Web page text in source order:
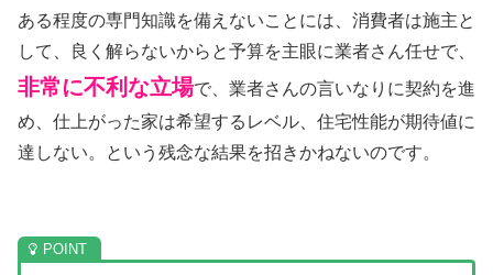
ある程度の専門知識を備えないことには、消費者は施主と
して、良く解らないからと予算を主眼に業者さん任せで、
非常に不利な立場で、業者さんの言いなりに契約を進
め、仕上がった家は希望するレベル、住宅性能が期待値に
達しない。という残念な結果を招きかねないのです。